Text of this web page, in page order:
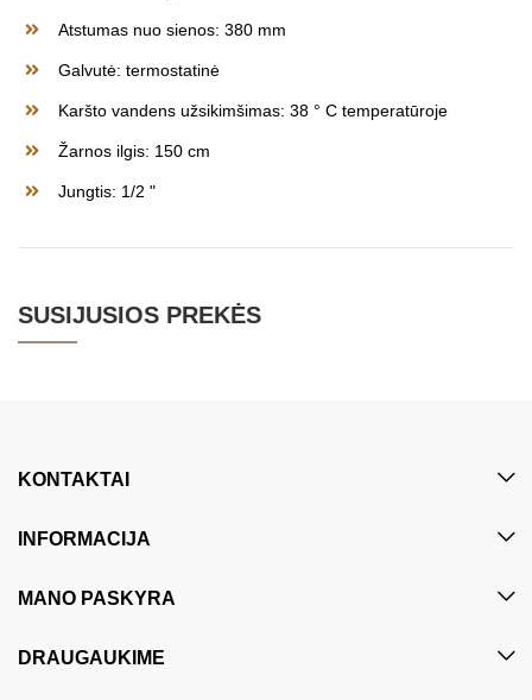
Atstumas nuo sienos: 380 mm
Galvutė: termostatinė
Karšto vandens užsikimšimas: 38 ° C temperatūroje
Žarnos ilgis: 150 cm
Jungtis: 1/2 "
SUSIJUSIOS PREKĖS
KONTAKTAI
INFORMACIJA
MANO PASKYRA
DRAUGAUKIME